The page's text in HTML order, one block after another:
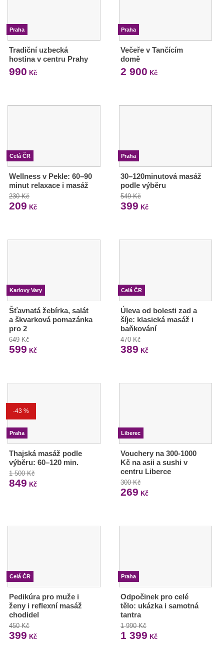
Praha
Tradiční uzbecká
hostina v centru Prahy
990 Kč
Praha
Večeře v Tančícím
domě
2 900 Kč
Celá ČR
Wellness v Pekle: 60–90
minut relaxace i masáž
230 Kč
209 Kč
Praha
30–120minutová masáž
podle výběru
549 Kč
399 Kč
Karlovy Vary
Šťavnatá žebírka, salát
a škvarková pomazánka
pro 2
649 Kč
599 Kč
Celá ČR
Úleva od bolesti zad a
šíje: klasická masáž i
baňkování
470 Kč
389 Kč
-43 %
Praha
Thajská masáž podle
výběru: 60–120 min.
1 500 Kč
849 Kč
Liberec
Vouchery na 300-1000
Kč na asii a sushi v
centru Liberce
300 Kč
269 Kč
Celá ČR
Pedikúra pro muže i
ženy i reflexní masáž
chodidel
450 Kč
399 Kč
Praha
Odpočinek pro celé
tělo: ukázka i samotná
tantra
1 990 Kč
1 399 Kč